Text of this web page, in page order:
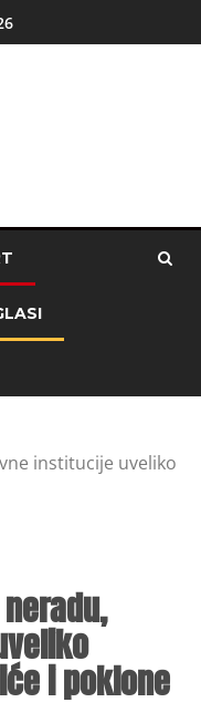
institucije uveliko
i poklone